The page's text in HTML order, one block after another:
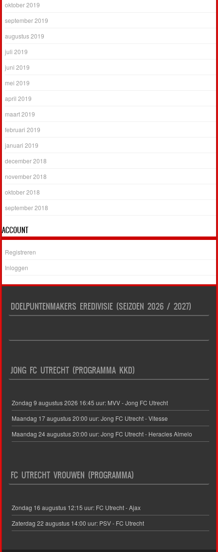
oktober 2019
september 2019
augustus 2019
juli 2019
juni 2019
mei 2019
april 2019
maart 2019
februari 2019
januari 2019
december 2018
november 2018
oktober 2018
september 2018
ACCOUNT
Registreren
Inloggen
DOELPUNTENMAKERS EREDIVISIE (SEIZOEN 2026 / 2027)
JONG FC UTRECHT (PROGRAMMA KKD)
Zondag 9 augustus 2026 16:45 uur: MVV - Jong FC Utrecht
Maandag 17 augustus 20:00 uur: Jong FC Utrecht - Vitesse
Maandag 24 augustus 20:00 uur: Jong FC Utrecht - Heracles Almelo
FC UTRECHT VROUWEN (PROGRAMMA)
Zondag 16 augustus 12:15 uur: FC Utrecht - Ajax
Zaterdag 22 augustus 14:00 uur: PSV - FC Utrecht